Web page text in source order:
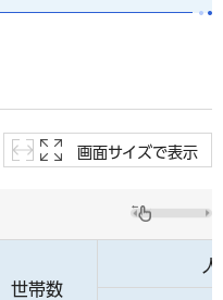
画面サイズで表示
世帯数